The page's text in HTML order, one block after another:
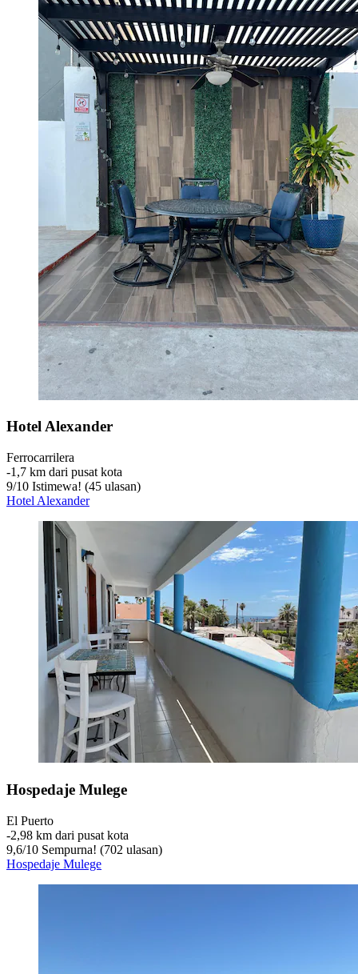
Hotel Alexander
Ferrocarrilera
‐1,7 km dari pusat kota
9/10 Istimewa! (45 ulasan)
Hotel Alexander
Hospedaje Mulege
El Puerto
‐2,98 km dari pusat kota
9,6/10 Sempurna! (702 ulasan)
Hospedaje Mulege